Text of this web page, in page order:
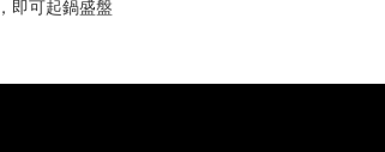
即可起鍋盛盤